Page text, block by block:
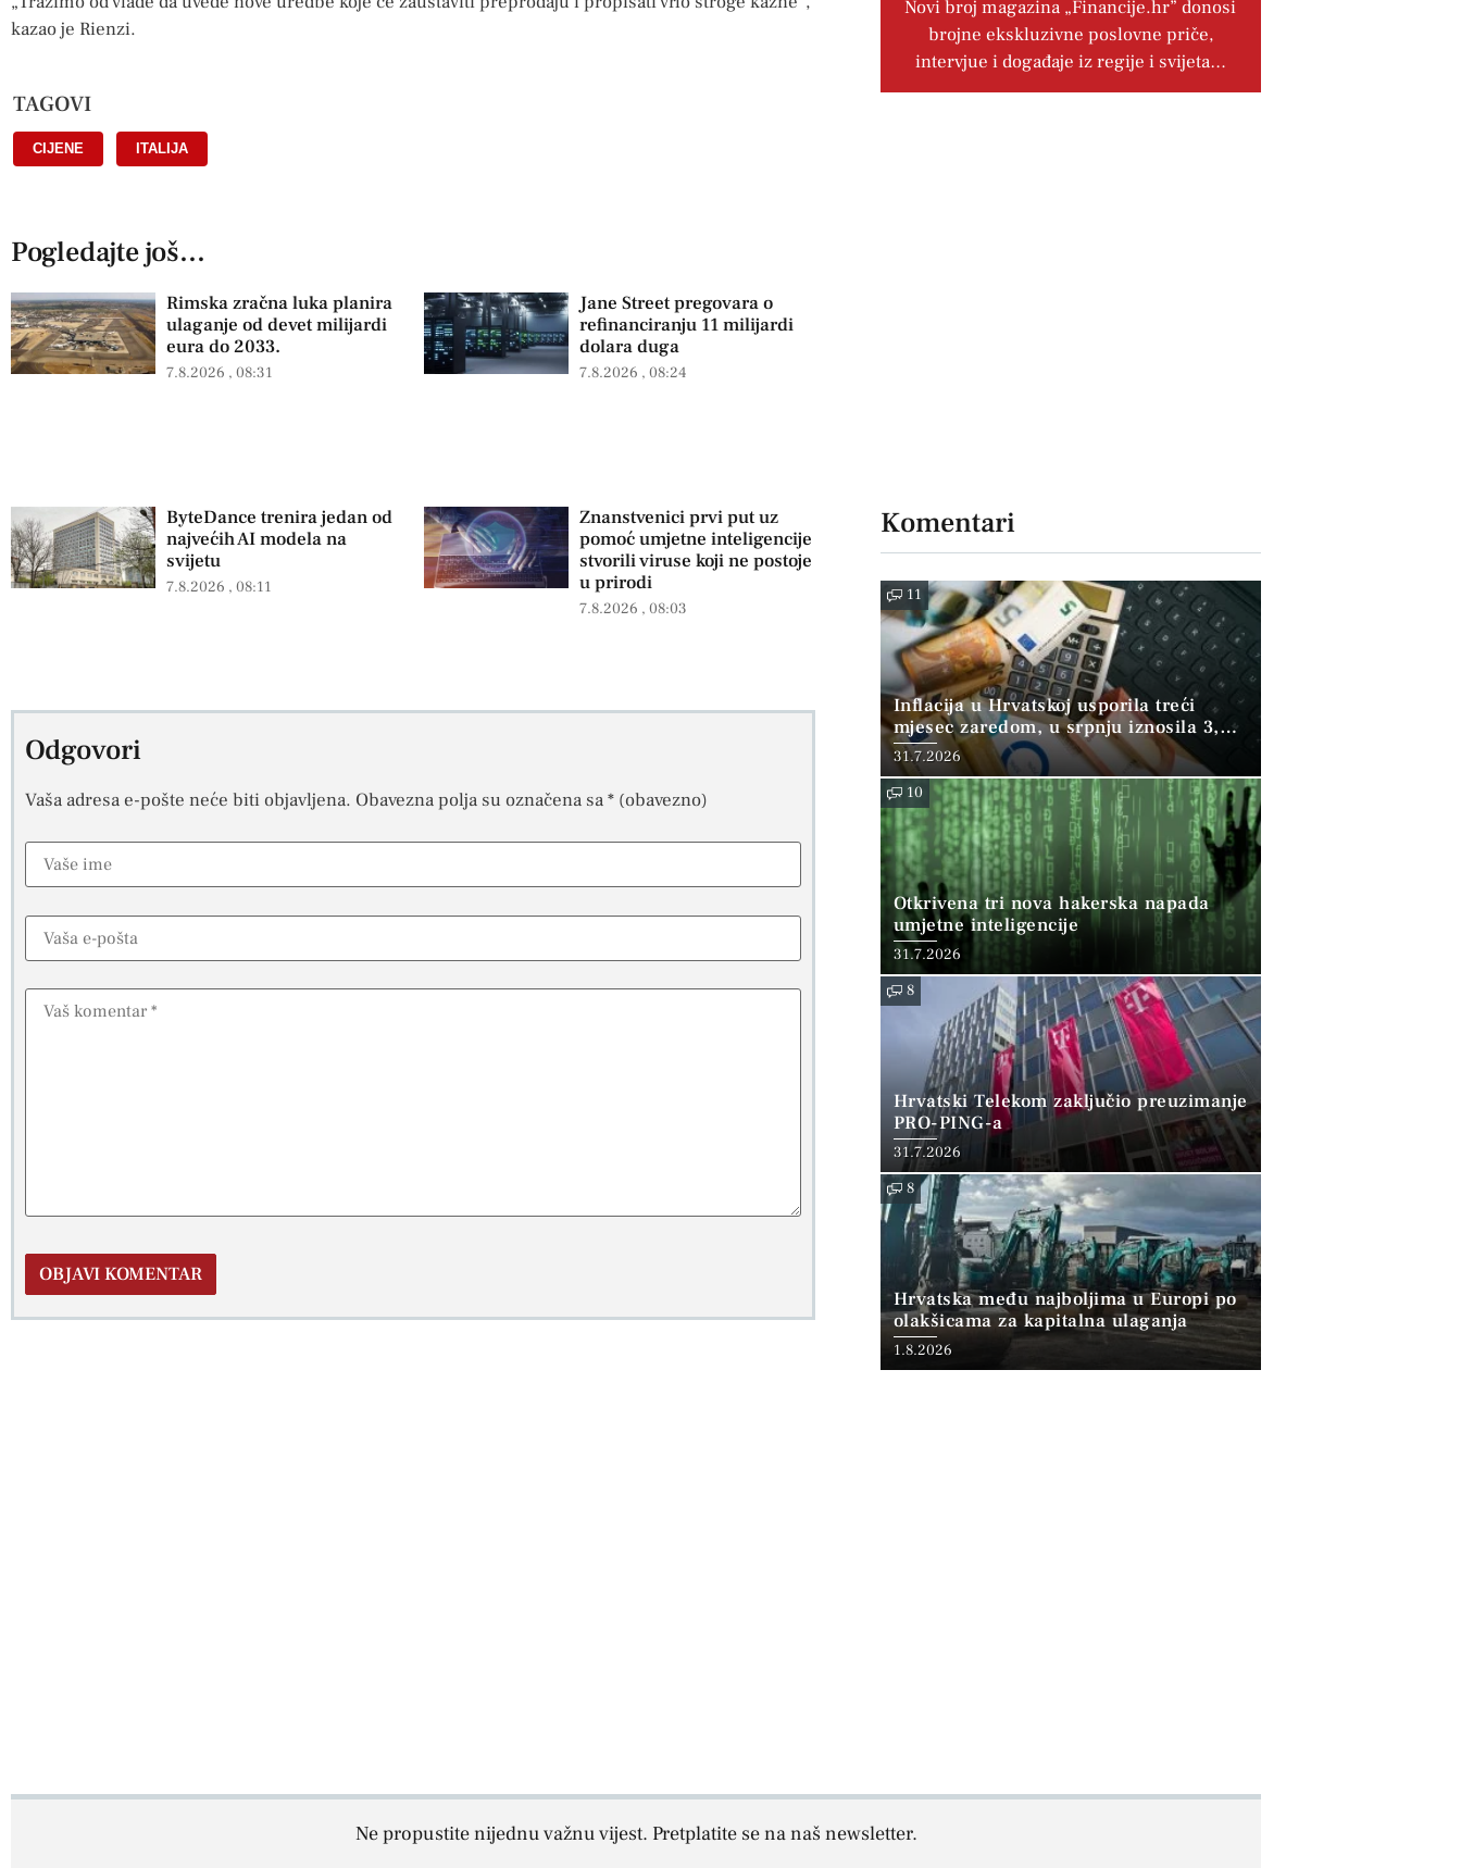
kazao je Rienzi.
TAGOVI
CIJENE ITALIJA
Pogledajte još...
Rimska zračna luka planira
ulaganje od devet milijardi
eura do 2033.
7.8.2026 08:31
Jane Street pregovara o
refinanciranju 11 milijardi
dolara duga
7.8.2026 08:24
ByteDance trenira jedan od
najvećih AI modela na
svijetu
7.8.2026 08:11
Znanstvenici prvi put uz
pomoć umjetne inteligencije
stvorili viruse koji ne postoje
u prirodi
7.8.2026 08:03
Odgovori
Vaša adresa e-pošte neće biti objavljena. Obavezna polja su označena sa* (obavezno)
Novi broj magazina „Financije.hr” donosi
brojne ekskluzivne poslovne priče,
intervjue i događaje iz regije i svijeta…
Komentari
11
Inflacija u Hrvatskoj usporila treći
mjesec zaredom, u srpnju iznosila 3,9
posto
31.7.2026
10
Otkrivena tri nova hakerska napada
umjetne inteligencije
31.7.2026
8
Hrvatski Telekom zaključio preuzimanje
PRO-PING-a
31.7.2026
8
Hrvatska među najboljima u Europi po
olakšicama za kapitalna ulaganja
1.8.2026
Ne propustite nijednu važnu vijest. Pretplatite se na naš newsletter.